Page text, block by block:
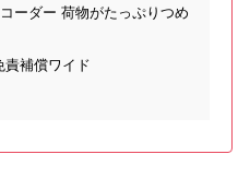
ーダー 荷物がたっぷりつめ
補償ワイド